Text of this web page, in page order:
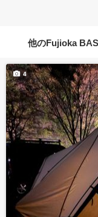
他のFujioka
4